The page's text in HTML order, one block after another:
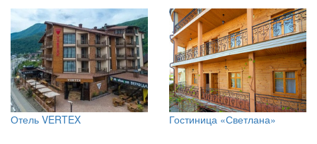
Отель VERTEX Гостиница «Светлана»